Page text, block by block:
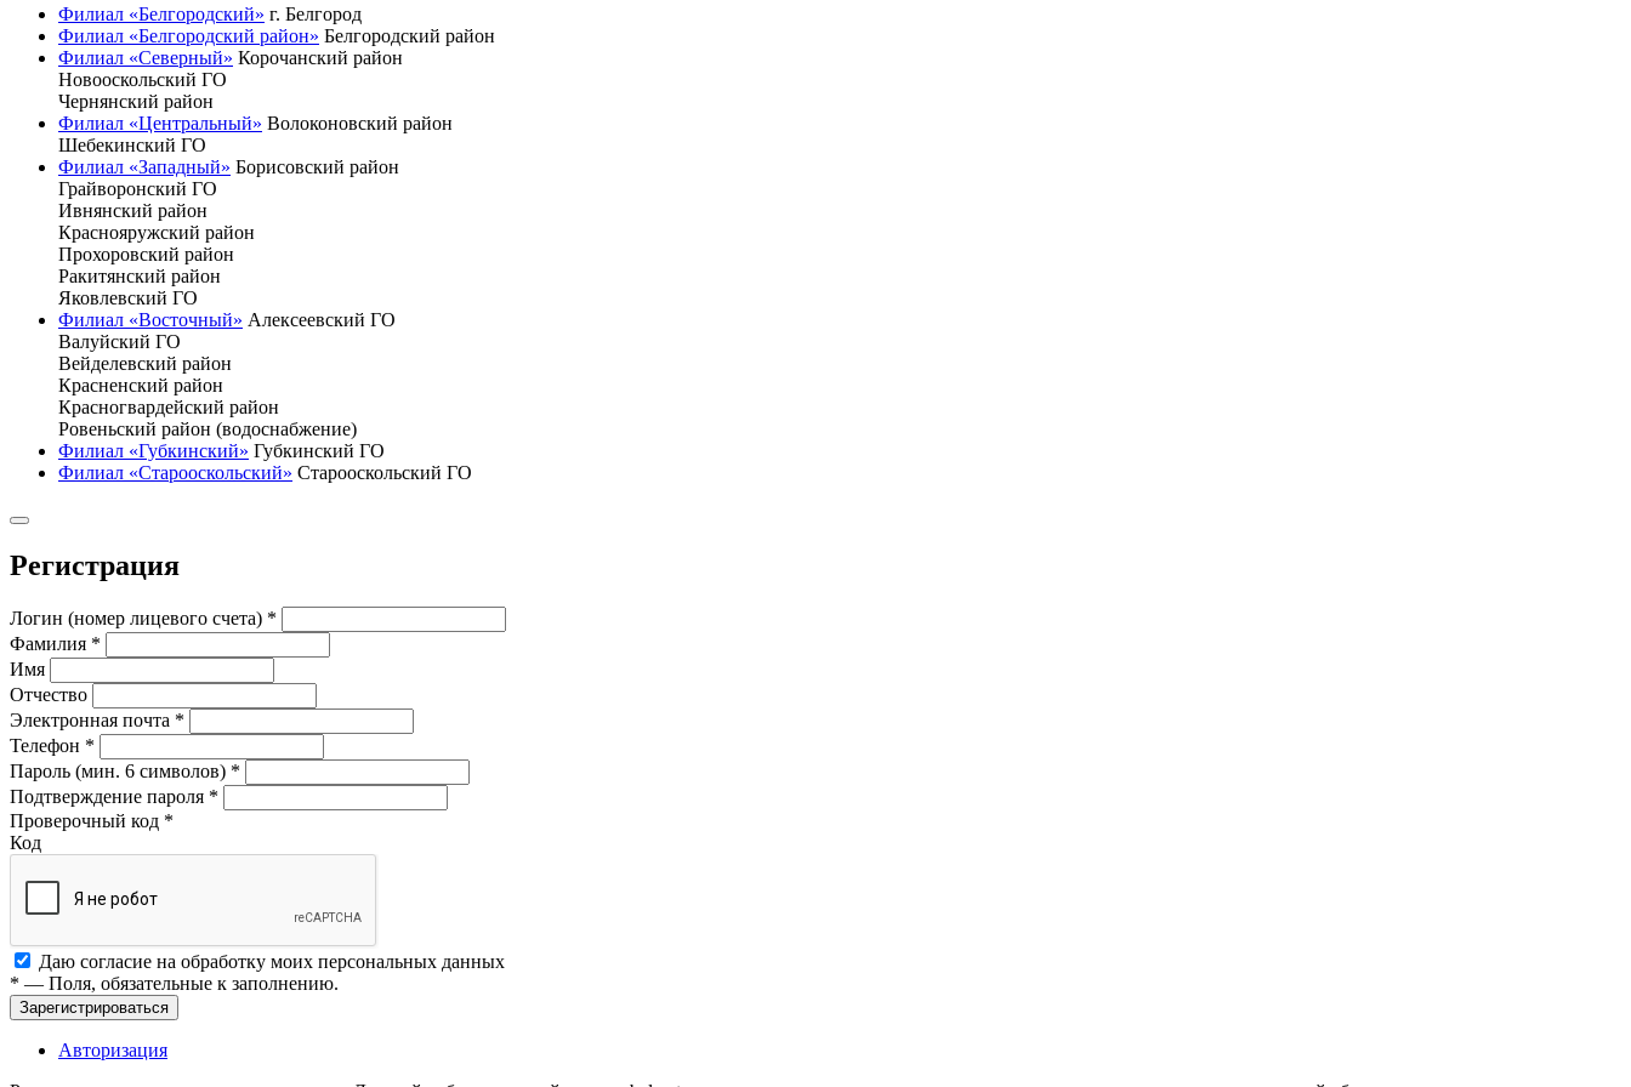
Филиал «Белгородский» г. Белгород
Филиал «Белгородский район» Белгородский район
Филиал «Северный» Корочанский район
Новооскольский ГО
Чернянский район
Филиал «Центральный» Волоконовский район
Шебекинский ГО
Филиал «Западный» Борисовский район
Грайворонский ГО
Ивнянский район
Краснояружский район
Прохоровский район
Ракитянский район
Яковлевский ГО
Филиал «Восточный» Алексеевский ГО
Валуйский ГО
Вейделевский район
Красненский район
Красногвардейский район
Ровеньский район (водоснабжение)
Филиал «Губкинский» Губкинский ГО
Филиал «Старооскольский» Старооскольский ГО
Регистрация
Логин (номер лицевого счета) *
Фамилия *
Имя
Отчество
Электронная почта *
Телефон *
Пароль (мин. 6 символов) *
Подтверждение пароля *
Проверочный код *
Код
Даю согласие на обработку моих персональных данных
* — Поля, обязательные к заполнению.
Зарегистрироваться
Авторизация